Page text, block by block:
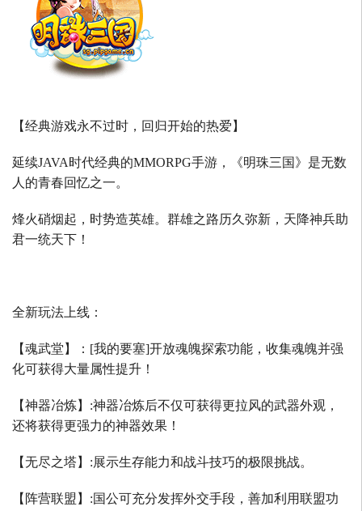
【经典游戏永不过时，回归开始的热爱】
延续JAVA时代经典的MMORPG手游，《明珠三国》是无数
人的青春回忆之一。
烽火硝烟起，时势造英雄。群雄之路历久弥新，天降神兵助
君一统天下！
全新玩法上线：
【魂武堂】： [我的要塞]开放魂魄探索功能，收集魂魄并强
化可获得大量属性提升！
【神器冶炼】 :神器冶炼后不仅可获得更拉风的武器外观，
还将获得更强力的神器效果！
【无尽之塔】 :展示生存能力和战斗技巧的极限挑战。
【阵营联盟】 :国公可充分发挥外交手段，善加利用联盟功